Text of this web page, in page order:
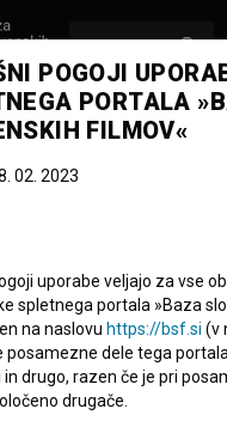
A. Nanni
POGOJI
PORTALA
FILMOV«
02. 2023
uporabe veljajo za vse
spletnega portala »Baza
na naslovu https://bsf.si (v
posamezne dele tega
drugo, razen če je pri
drugače.